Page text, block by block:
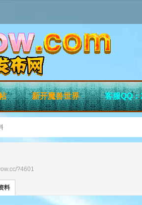
新开魔兽世界 客服QQ
?4601
料